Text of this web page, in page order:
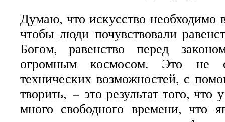
Думаю, что искусство необходимо
чтобы люди почувствовали
Богом, равенство перед
огромным космосом. Это не
технических возможностей, с
творить, − это результат того, что
много свободного времени, что